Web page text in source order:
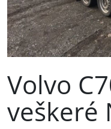
Volvo
veškeré